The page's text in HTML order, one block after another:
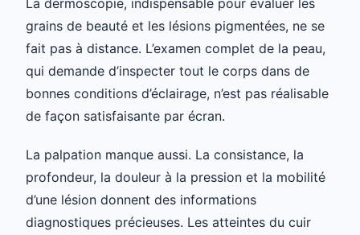
grains de beauté et les lésions pigmentées, ne se
fait pas à distance. L’examen complet de la peau,
qui demande d’inspecter tout le corps dans de
bonnes conditions d’éclairage, n’est pas réalisable
de façon satisfaisante par écran.
La palpation manque aussi. La consistance, la
profondeur, la douleur à la pression et la mobilité
d’une lésion donnent des informations
diagnostiques précieuses. Les atteintes du cuir